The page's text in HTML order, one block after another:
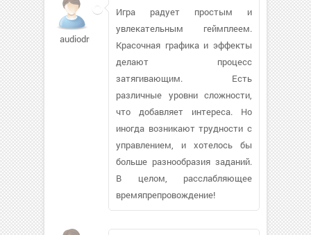
audiodrugs351
Игра радует простым и
увлекательным геймплеем.
Красочная графика и эффекты
делают процесс
затягивающим. Есть
различные уровни сложности,
что добавляет интереса. Но
иногда возникают трудности с
управлением, и хотелось бы
больше разнообразия заданий.
В целом, расслабляющее
времяпрепровождение!